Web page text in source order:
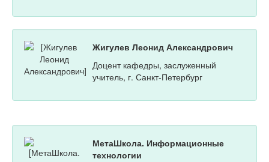
Жигулев Леонид Александрович
Доцент кафедры, заслуженный
учитель, г. Санкт-Петербург
МетаШкола. Информационные
технологии